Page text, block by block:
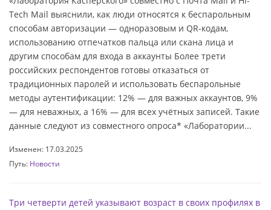
Tech Mail выяснили, как люди относятся к беспарольным
способам авторизации — одноразовым и QR-кодам,
использованию отпечатков пальца или скана лица и
другим способам для входа в аккаунты Более трети
российских респондентов готовы отказаться от
традиционных паролей и использовать беспарольные
методы аутентификации: 12% — для важных аккаунтов, 9%
— для неважных, а 16% — для всех учётных записей. Такие
данные следуют из совместного опроса* «Лаборатории...
Изменен: 17.03.2025
Путь: Новости
Три четверти детей указывают возраст в своих профилях в